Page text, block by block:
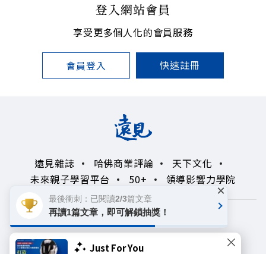
Just For You
登入網站會員
享受更多個人化的會員服務
會員登入 快速註冊
遠見雜誌 哈佛商業評論
天下文化
未來親子學習平台
50+ 領導影響力學院
著作權聲明
隱私權政策
Copyright© 1999~2026
最後衝刺：已閱讀2/3篇文章
再讀1篇文章，即可解鎖抽獎！
×